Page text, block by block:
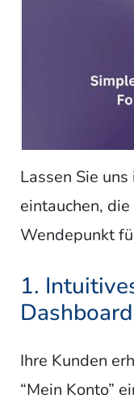
Lassen Sie
eintauchen,
Wendepunkt
1.
Dashboard
Ihre Kunden
“Mein Konto”